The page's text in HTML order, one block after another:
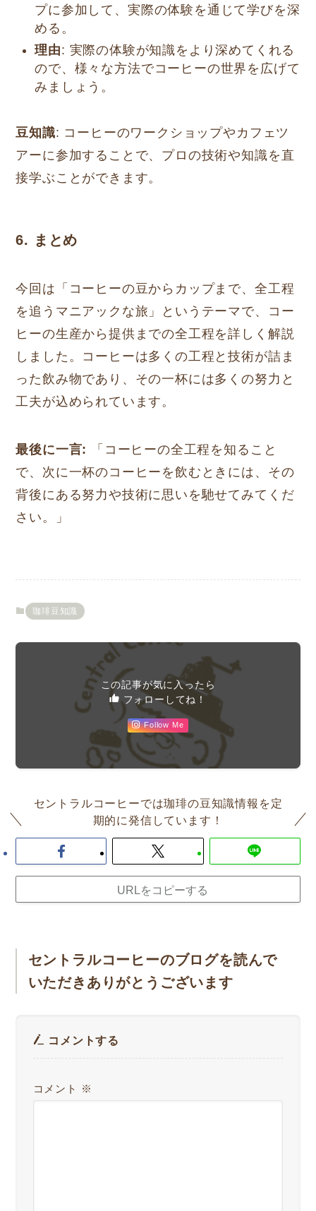
プに参加して、実際の体験を通じて学びを深
める。
理由: 実際の体験が知識をより深めてくれる
ので、様々な方法でコーヒーの世界を広げて
みましょう。
豆知識: コーヒーのワークショップやカフェツ
アーに参加することで、プロの技術や知識を直
接学ぶことができます。
6. まとめ
今回は「コーヒーの豆からカップまで、全工程
を追うマニアックな旅」というテーマで、コー
ヒーの生産から提供までの全工程を詳しく解説
しました。コーヒーは多くの工程と技術が詰ま
った飲み物であり、その一杯には多くの努力と
工夫が込められています。
最後に一言:
「コーヒーの全工程を知ること
で、次に一杯のコーヒーを飲むときには、その
背後にある努力や技術に思いを馳せてみてくだ
さい。」
珈琲豆知識
この記事が気に入ったら
フォローしてね！
Follow Me
セントラルコーヒーでは珈琲の豆知識情報を定
期的に発信しています！
URLをコピーする
セントラルコーヒーのブログを読んで
いただきありがとうございます
コメントする
コメント ※